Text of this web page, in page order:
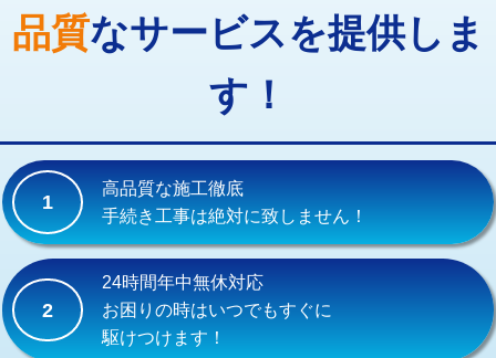
理・調整・分解・加工など（重作業）
その他部品の脱着 8,800円～
交換・取付(単水栓（壁付・デッキ
式）)
13,200円+材料費
交換・取付(混合水栓（壁付・デッキ
式・ワンホール）)
16,500円+材料費
交換・取付(排水栓・排水トラップ
（P/S/ポップアップ））
交換・取付（その他部品）
品質なサービスを提供しま
す！
1
高品質な施工徹底
手続き工事は絶対に致しません！
2
24時間年中無休対応
お困りの時はいつでもすぐに
駆けつけます！